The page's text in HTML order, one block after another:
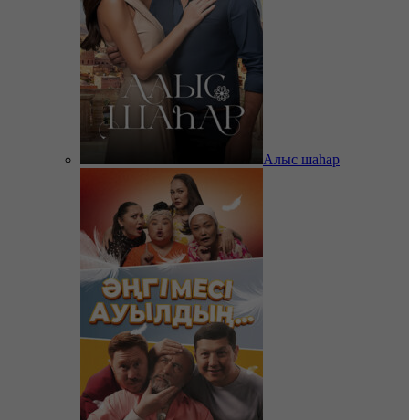
Алыс шаһар